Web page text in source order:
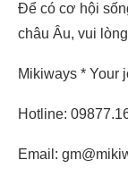
Để có cơ hội
châu Âu, vui
Mikiways * Your
Hotline:
Email: